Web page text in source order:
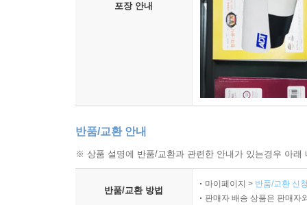
포장 안내
반품/교환 안내
※ 상품 설명에 반품/교환과 관련한 안내가 있는경우 아
반품/교환 방법
마이페이지 > 반품/교환 신
판매자 배송 상품은 판매자